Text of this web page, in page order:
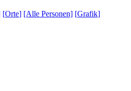
[Orte] [Alle Personen] [Grafik]